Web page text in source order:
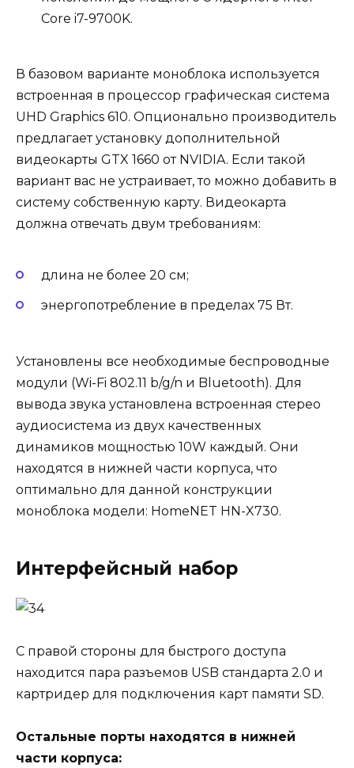
Core i7-9700K.
В базовом варианте моноблока используется
встроенная в процессор графическая система
UHD Graphics 610. Опционально производитель
предлагает установку дополнительной
видеокарты GTX 1660 от NVIDIA. Если такой
вариант вас не устраивает, то можно добавить в
систему собственную карту. Видеокарта
должна отвечать двум требованиям:
длина не более 20 см;
энергопотребление в пределах 75 Вт.
Установлены все необходимые беспроводные
модули (Wi-Fi 802.11 b/g/n и Bluetooth). Для
вывода звука установлена встроенная стерео
аудиосистема из двух качественных
динамиков мощностью 10W каждый. Они
находятся в нижней части корпуса, что
оптимально для данной конструкции
моноблока модели: HomeNET HN-X730.
Интерфейсный набор
С правой стороны для быстрого доступа
находится пара разъемов USB стандарта 2.0 и
картридер для подключения карт памяти SD.
Остальные порты находятся в нижней
части корпуса: